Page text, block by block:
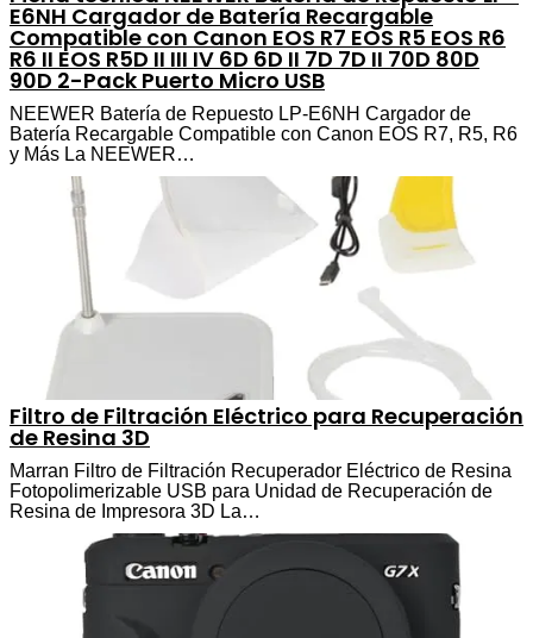
E6NH Cargador de Batería Recargable
Compatible con Canon EOS R7 EOS R5 EOS R6
R6 II EOS R5D II III IV 6D 6D II 7D 7D II 70D 80D
90D 2-Pack Puerto Micro USB
NEEWER Batería de Repuesto LP-E6NH Cargador de
Batería Recargable Compatible con Canon EOS R7, R5, R6
y Más La NEEWER…
Filtro de Filtración Eléctrico para Recuperación
de Resina 3D
Marran Filtro de Filtración Recuperador Eléctrico de Resina
Fotopolimerizable USB para Unidad de Recuperación de
Resina de Impresora 3D La…